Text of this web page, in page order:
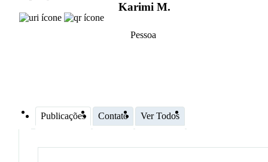
Karimi M.
Pessoa
Publicações Contato Ver Todos